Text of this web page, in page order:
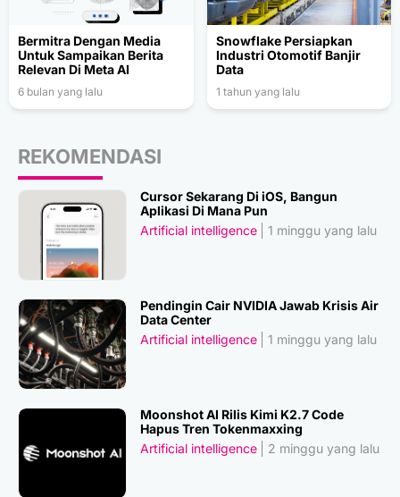
Bermitra Dengan Media
Untuk Sampaikan Berita
Relevan Di Meta AI
6 bulan yang lalu
Snowflake Persiapkan
Industri Otomotif Banjir
Data
1 tahun yang lalu
REKOMENDASI
Cursor Sekarang Di iOS, Bangun
Aplikasi Di Mana Pun
Artificial intelligence
1 minggu yang lalu
Pendingin Cair NVIDIA Jawab Krisis Air
Data Center
Artificial intelligence
1 minggu yang lalu
Moonshot AI Rilis Kimi K2.7 Code
Hapus Tren Tokenmaxxing
Artificial intelligence
2 minggu yang lalu